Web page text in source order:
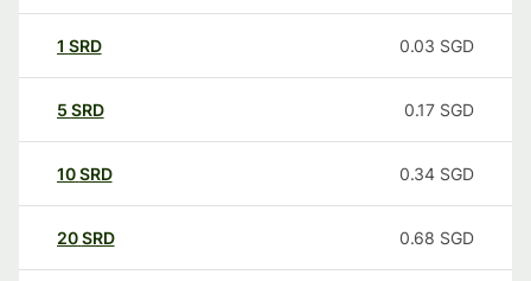
1 SRD 0.03 SGD
5 SRD 0.17 SGD
10SRD 0.34 SGD
20SRD 0.68 SGD